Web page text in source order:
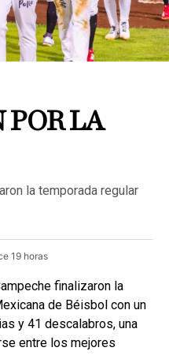
POR LA
la temporada regular
19 horas
finalizaron la
de Béisbol con un
y 41 descalabros, una
entre los mejores